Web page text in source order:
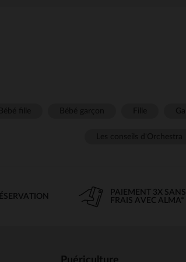
PAIEMENT 3X SANS
FRAIS AVEC ALMA*